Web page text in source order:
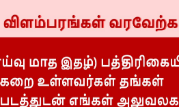
தின நல்வாழ்த்துக்கள். ‘அந்தகன்’
எனது எண்ணங்களை வெளிப்படுத்தி
படப்பிடிப்பு தளத்திலும் ஏராளமான
தொழில்நுட்ப கலைஞர்கள் என
காட்டினர்.